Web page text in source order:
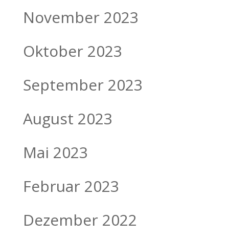
November 2023
Oktober 2023
September 2023
August 2023
Mai 2023
Februar 2023
Dezember 2022